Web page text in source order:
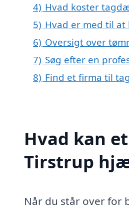
4) Hvad koster
5) Hvad er med til
6) Oversigt over
7) Søg efter en
8) Find et firma til
Hvad kan
Tirstrup
Når du står over for